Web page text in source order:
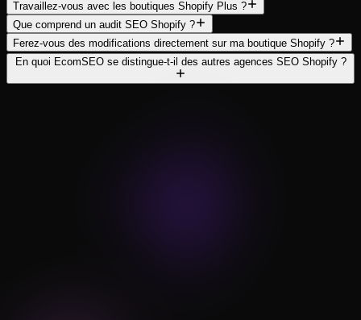
Travaillez-vous avec les boutiques Shopify Plus ?
Que comprend un audit SEO Shopify ?
Ferez-vous des modifications directement sur ma boutique Shopify ?
En quoi EcomSEO se distingue-t-il des autres agences SEO Shopify ?